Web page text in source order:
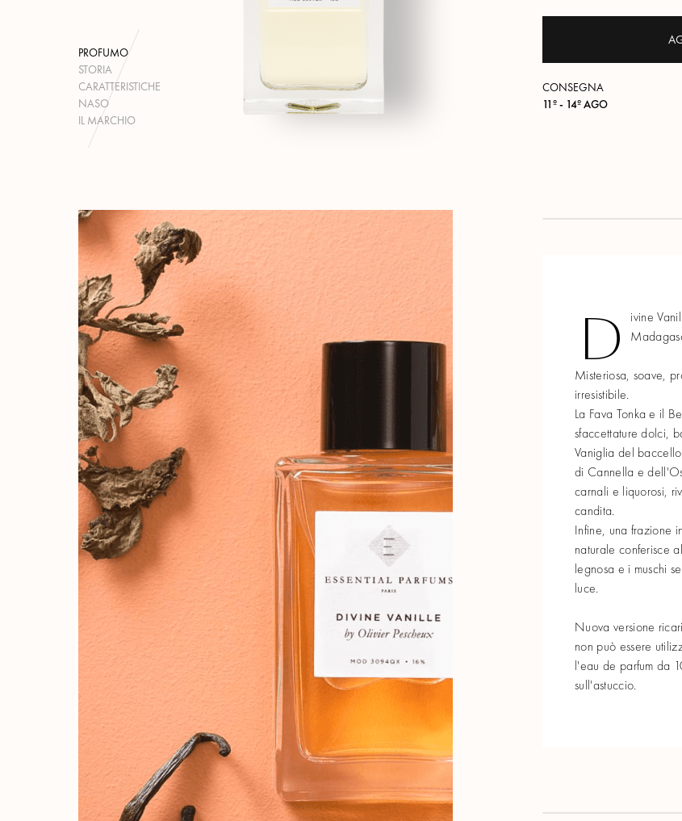
PROFUMO
STORIA
CARATTERISTICHE
NASO
IL MARCHIO
CONSEGNA
11º - 14º AGO
D
ivine
Misteriosa, soave,
irresistibile.
La Fava Tonka e il
sfaccettature dolci,
Vaniglia del
di Cannella e
carnali e liquorosi,
candita.
Infine, una frazione
naturale conferisce
legnosa e i muschi
luce.
Nuova versione
non può essere
l'eau de parfum da
sull'astuccio.